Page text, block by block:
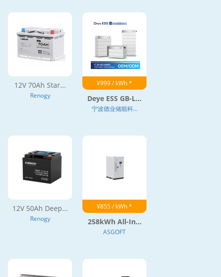
12V 70Ah Star...
Renogy
¥999 / kWh *
Deye ESS GB-L...
宁波德业储能科...
12V 50Ah Deep...
Renogy
¥855 / kWh *
258kWh All-In...
ASGOFT